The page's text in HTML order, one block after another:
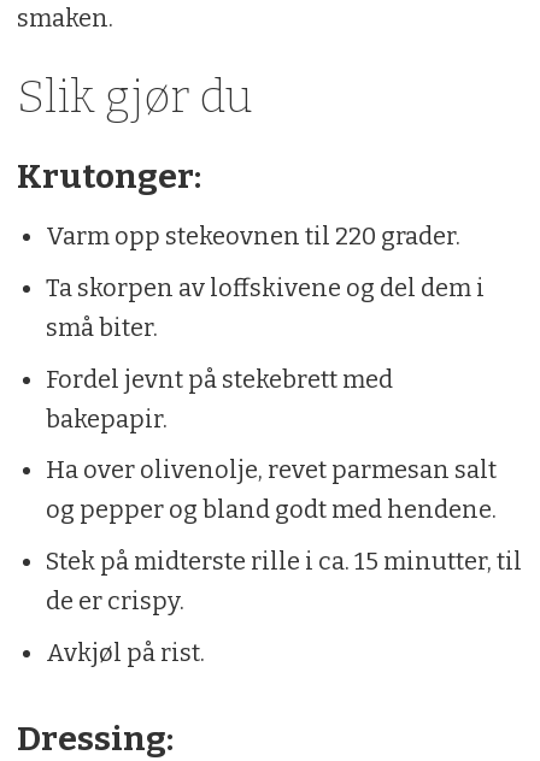
1 ts dijonsennep
2 ss worcestersaus
2 dl nøytral olje
2 ss revet parmesan
2 ts kajennepepper
Andebryst:
4 stk. andebryst
1 ts pepper
smaken.
Slik gjør du
Krutonger:
Varm opp stekeovnen til 220 grader.
Ta skorpen av loffskivene og del dem i
små biter.
Fordel jevnt på stekebrett med
bakepapir.
Ha over olivenolje, revet parmesan salt
og pepper og bland godt med hendene.
Stek på midterste rille i ca. 15 minutter, til
de er crispy.
Avkjøl på rist.
Dressing: